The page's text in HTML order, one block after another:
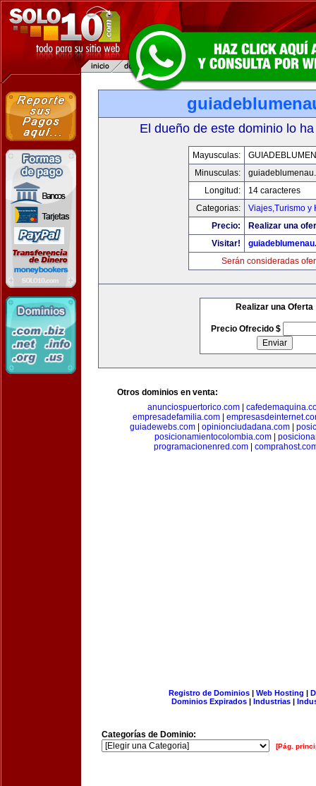
El dueño de este dominio lo
Mayusculas:
Minusculas:
Longitud:
14 caracteres
Categorias:
Viajes,Turismo y
Precio:
Realizar una
Visitar!
Serán consideradas
Realizar una Oferta
Precio Ofrecido $
Otros dominios en venta:
anunciospuertorico.com|
empresadefamilia.com
guiadewebs.com
opinionciudadana.com
posicionamientocolombia.com|
programacionenred.com
Registro de Dominios| Web Hosting |
Dominios Expirados | Industrias |
Categorías de Dominio:
[Pág.